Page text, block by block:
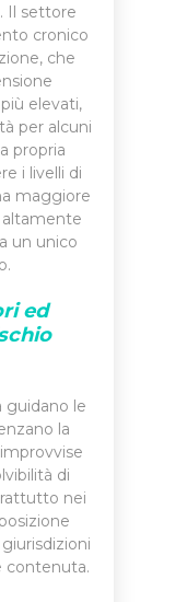
Il settore
cronico
che
elevati,
per alcuni
propria
i livelli di
maggiore
un unico
ed
guidano le
la
di
nei
contenuta.